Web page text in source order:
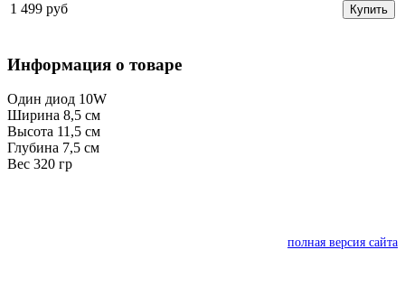
1 499 руб Купить
Информация о товаре
Один диод 10W
Ширина 8,5 см
Высота 11,5 см
Глубина 7,5 см
Вес 320 гр
полная версия сайта